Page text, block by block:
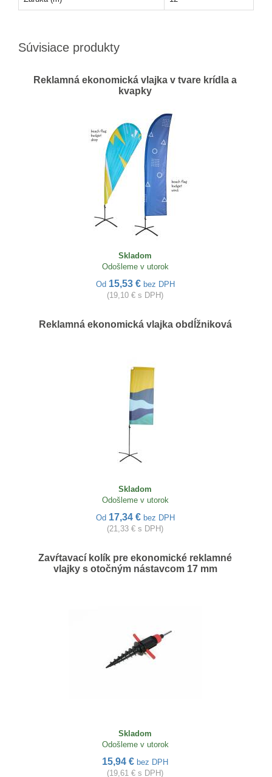
Súvisiace produkty
Reklamná ekonomická vlajka v tvare krídla a
kvapky
Skladom
Odošleme v utorok
Od 15,53 € bez DPH
(19,10 € s DPH)
Reklamná ekonomická vlajka obdĺžniková
Skladom
Odošleme v utorok
Od 17,34 € bez DPH
(21,33 € s DPH)
Zavŕtavací kolík pre ekonomické reklamné
vlajky s otočným nástavcom 17 mm
Skladom
Odošleme v utorok
15,94 € bez DPH
(19,61 € s DPH)